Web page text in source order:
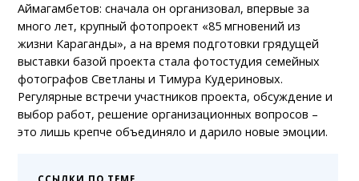
Аймагамбетов: сначала он организовал, впервые за
много лет, крупный фотопроект «85 мгновений из
жизни Караганды», а на время подготовки грядущей
выставки базой проекта стала фотостудия семейных
фотографов Светланы и Тимура Кудериновых.
Регулярные встречи участников проекта, обсуждение и
выбор работ, решение организационных вопросов –
это лишь крепче объединяло и дарило новые эмоции.